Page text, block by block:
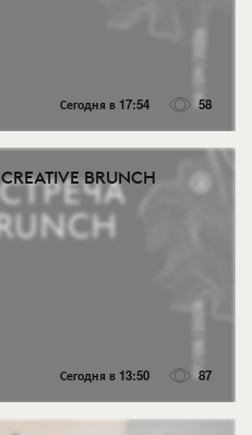
Сегодня в 17:54 58
BRUNCH
Сегодня в 13:50 87